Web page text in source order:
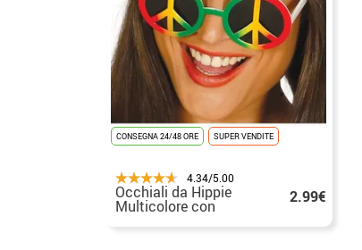
CONSEGNA 24/48 ORE SUPER VENDITE
4.34/5.00
Occhiali da Hippie
Multicolore con 2.99€